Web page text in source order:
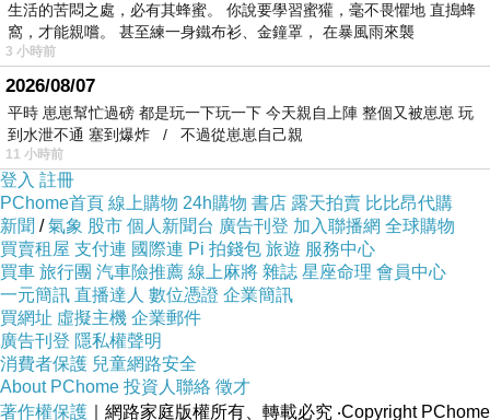
生活的苦悶之處，必有其蜂蜜。 你說要學習蜜獾，毫不畏懼地 直搗蜂
窩，才能親嚐。 甚至練一身鐵布衫、金鐘罩， 在暴風雨來襲
3 小時前
2026/08/07
平時 崽崽幫忙過磅 都是玩一下玩一下 今天親自上陣 整個又被崽崽 玩
到水泄不通 塞到爆炸 / 不過從崽崽自己親
11 小時前
登入 註冊
PChome首頁 線上購物 24h購物 書店 露天拍賣 比比昂代購
新聞 /氣象 股市 個人新聞台 廣告刊登 加入聯播網 全球購物
買賣租屋 支付連 國際連 Pi 拍錢包 旅遊 服務中心
買車 旅行團 汽車險推薦 線上麻將 雜誌 星座命理 會員中心
一元簡訊 直播達人 數位憑證 企業簡訊
買網址 虛擬主機 企業郵件
廣告刊登 隱私權聲明
消費者保護 兒童網路安全
About PChome 投資人聯絡 徵才
著作權保護 ｜網路家庭版權所有、轉載必究 ‧Copyright PChome